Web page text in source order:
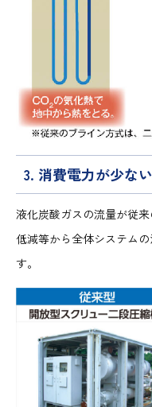
3. 消費電力が少ない
液化炭酸ガスの流量が従
低減等から全体システム
す。